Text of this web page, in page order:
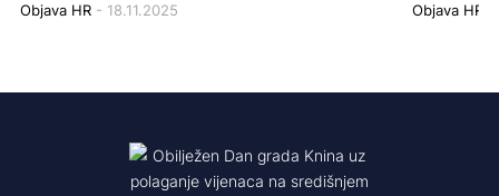
Objava HR - 18.11.2025 Objava HR